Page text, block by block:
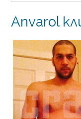
Anvarol